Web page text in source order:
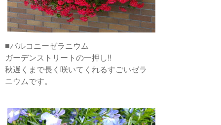
■バルコニーゼラニウム
ガーデンストリートの一押し!!
秋遅くまで長く咲いてくれるすごいゼラ
ニウムです。